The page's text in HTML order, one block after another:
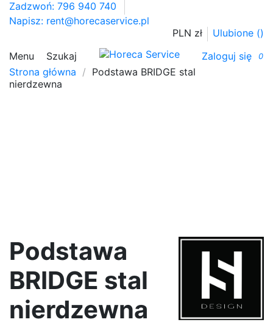
Zadzwoń: 796 940 740
Napisz: rent@horecaservice.pl
PLN zł
Ulubione ()
Menu
Szukaj Zaloguj się 0
Strona główna
Podstawa BRIDGE stal
nierdzewna
Podstawa
BRIDGE stal
nierdzewna